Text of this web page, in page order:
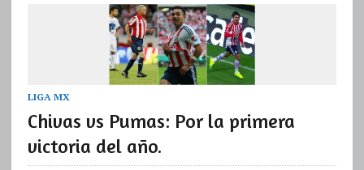
LIGA MX
Chivas vs Pumas: Por la primera
victoria del año.